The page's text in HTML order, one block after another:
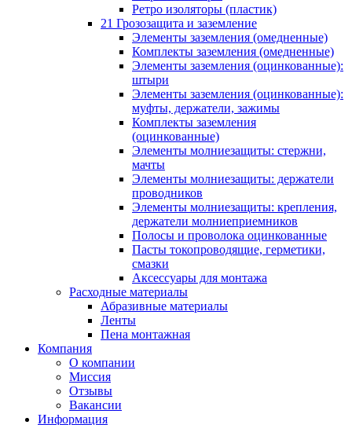
Ретро изоляторы (пластик)
21 Грозозащита и заземление
Элементы заземления (омедненные)
Комплекты заземления (омедненные)
Элементы заземления (оцинкованные):
штыри
Элементы заземления (оцинкованные):
муфты, держатели, зажимы
Комплекты заземления
(оцинкованные)
Элементы молниезащиты: стержни,
мачты
Элементы молниезащиты: держатели
проводников
Элементы молниезащиты: крепления,
держатели молниеприемников
Полосы и проволока оцинкованные
Пасты токопроводящие, герметики,
смазки
Аксессуары для монтажа
Расходные материалы
Абразивные материалы
Ленты
Пена монтажная
Компания
О компании
Миссия
Отзывы
Вакансии
Информация